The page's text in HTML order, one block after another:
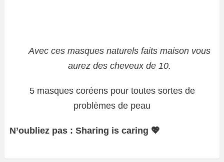
Avec ces masques naturels faits maison vous
aurez des cheveux de 10.
5 masques coréens pour toutes sortes de
problèmes de peau
N’oubliez pas : Sharing is caring 💖